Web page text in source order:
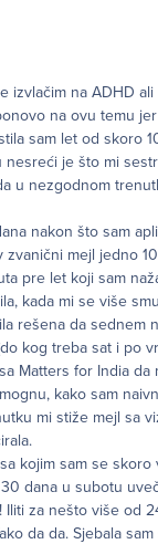
izvlačim na ADHD
na ovu temu
sam let od skoro
nesreći je što mi
u nezgodnom
nakon što sam
zvanični mejl jedno
pre let koji sam
kada mi se više
rešena da sednem
kog treba sat i po
Matters for India
kako sam
mi stiže mejl sa
kojim sam se skoro
dana u subotu
Iliti za nešto više od
da da. Sjebala